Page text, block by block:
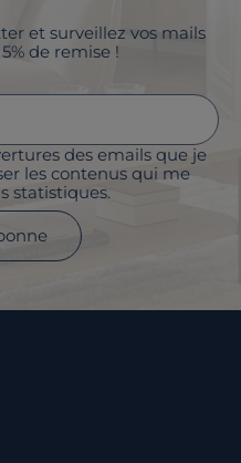
et surveillez vos mails
de remise !
des emails que je
les contenus qui me
statistiques.